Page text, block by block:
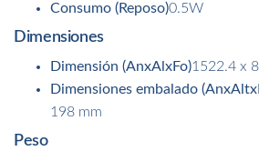
Consumo (Reposo)0.5W
Dimensiones
Dimensión (AnxAlxFo)1522.4 x
Dimensiones embalado
198 mm
Peso